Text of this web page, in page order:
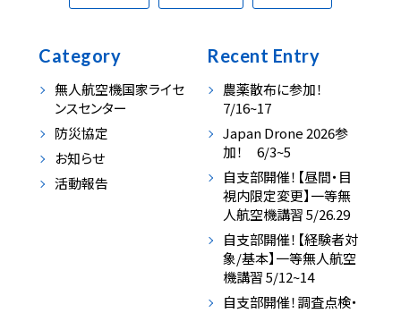
Category
無人航空機国家ライセ
ンスセンター
防災協定
お知らせ
活動報告
Recent Entry
農薬散布に参加！
7/16~17
Japan Drone 2026参
加！ 6/3~5
自支部開催！【昼間・目
視内限定変更】一等無
人航空機講習 5/26.29
自支部開催！【経験者対
象/基本】一等無人航空
機講習 5/12~14
自支部開催！調査点検・